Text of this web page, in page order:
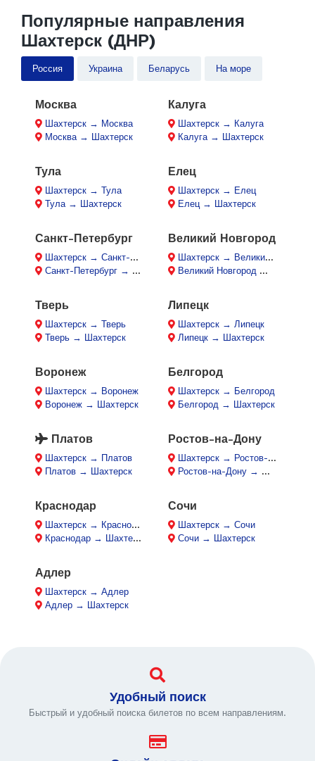
Популярные направления
Шахтерск (ДНР)
Россия Украина Беларусь На море
Москва
Шахтерск → Москва
Москва → Шахтерск
Калуга
Шахтерск → Калуга
Калуга → Шахтерск
Тула
Шахтерск → Тула
Тула → Шахтерск
Елец
Шахтерск → Елец
Елец → Шахтерск
Санкт-Петербург
Шахтерск → Санкт-Петербург
Санкт-Петербург → Шахтерск
Великий Новгород
Шахтерск → Великий Новгород
Великий Новгород → Шахтерск
Тверь
Шахтерск → Тверь
Тверь → Шахтерск
Липецк
Шахтерск → Липецк
Липецк → Шахтерск
Воронеж
Шахтерск → Воронеж
Воронеж → Шахтерск
Белгород
Шахтерск → Белгород
Белгород → Шахтерск
Платов
Шахтерск → Платов
Платов → Шахтерск
Ростов-на-Дону
Шахтерск → Ростов-на-Дону
Ростов-на-Дону → Шахтерск
Краснодар
Шахтерск → Краснодар
Краснодар → Шахтерск
Сочи
Шахтерск → Сочи
Сочи → Шахтерск
Адлер
Шахтерск → Адлер
Адлер → Шахтерск
Удобный поиск
Быстрый и удобный поиска билетов по всем направлениям.